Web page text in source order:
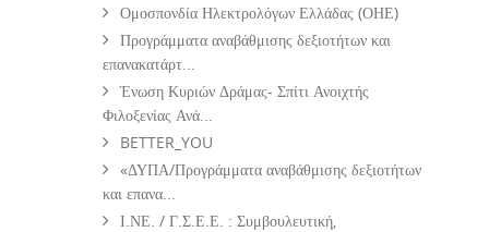
Ομοσπονδία Ηλεκτρολόγων Ελλάδας (ΟΗΕ)
Προγράμματα αναβάθμισης δεξιοτήτων και
επανακατάρτ...
Ένωση Κυριών Δράμας- Σπίτι Ανοιχτής
Φιλοξενίας Ανά...
BETTER_YOU
«ΔΥΠΑ/Προγράμματα αναβάθμισης δεξιοτήτων
και επανα...
Ι.ΝΕ. / Γ.Σ.Ε.Ε. : Συμβουλευτική,